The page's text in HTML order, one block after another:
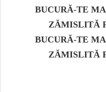
BUCURĂ-TE
ZĂMISLITĂ
BUCURĂ-TE
ZĂMISLITĂ